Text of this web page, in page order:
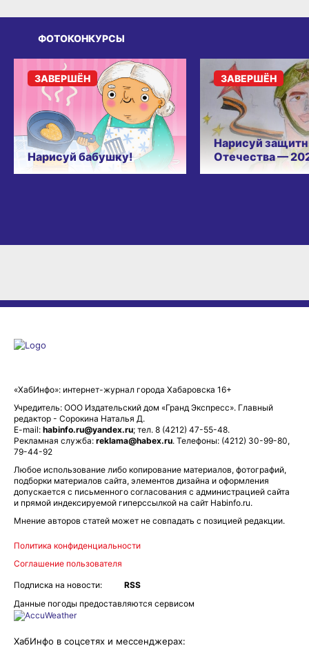
ФОТОКОНКУРСЫ
Нарисуй бабушку!
ЗАВЕРШЁН
Нарисуй
Отечества —
ЗАВЕРШЁН
«ХабИнфо»: интернет-журнал города Хабаровска 16+
Учредитель: ООО Издательский дом «Гранд Экспресс». Главный
редактор - Сорокина Наталья Д.
E-mail: habinfo.ru@yandex.ru; тел. 8 (4212) 47-55-48.
Рекламная служба: reklama@habex.ru. Телефоны: (4212) 30-99-80,
79-44-92
Любое использование либо копирование материалов, фотографий,
подборки материалов сайта, элементов дизайна и оформления
допускается с письменного согласования с администрацией сайта
и прямой индексируемой гиперссылкой на сайт Habinfo.ru.
Мнение авторов статей может не совпадать с позицией редакции.
Политика конфиденциальности
Соглашение пользователя
Подписка на новости:
RSS
Данные погоды предоставляются сервисом
ХабИнфо в соцсетях и мессенджерах: